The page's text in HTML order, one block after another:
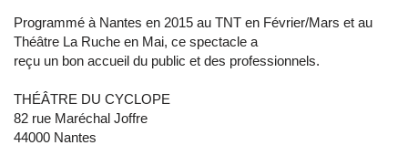
Programmé à Nantes en 2015 au TNT en Février/Mars et au
Théâtre La Ruche en Mai, ce spectacle a
reçu un bon accueil du public et des professionnels.
THÉÂTRE DU CYCLOPE
82 rue Maréchal Joffre
44000 Nantes